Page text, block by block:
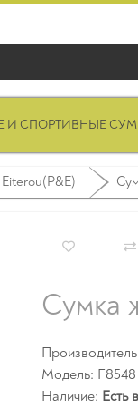
И СПОРТИВНЫЕ
Сумка
Модель: F8548
Наличие: Есть